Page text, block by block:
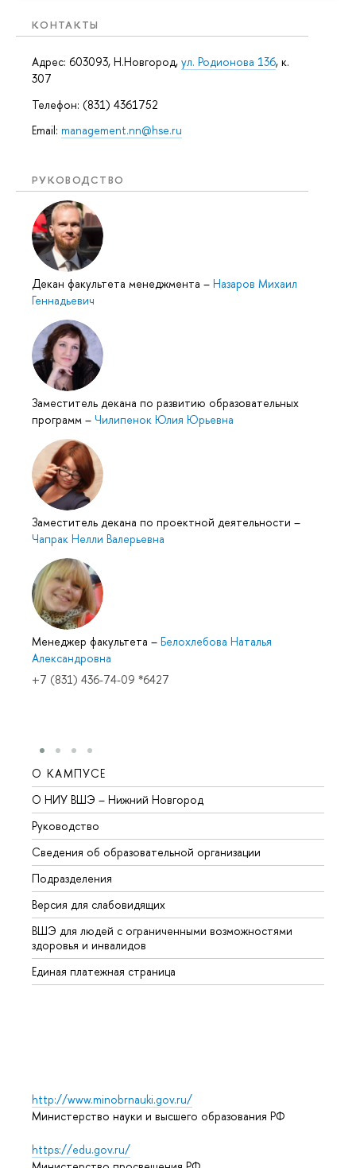
КОНТАКТЫ
Адрес: 603093, Н.Новгород, ул. Родионова 136, к.
307
Телефон: (831) 4361752
Email: management.nn@hse.ru
РУКОВОДСТВО
Декан факультета менеджмента – Назаров Михаил
Геннадьевич
Заместитель декана по развитию образовательных
программ – Чилипенок Юлия Юрьевна
Заместитель декана по проектной деятельности –
Чапрак Нелли Валерьевна
Менеджер факультета – Белохлебова Наталья
Александровна
+7 (831) 436-74-09 *6427
О КАМПУСЕ
О НИУ ВШЭ – Нижний Новгород
Руководство
Сведения об образовательной организации
Подразделения
Версия для слабовидящих
ВШЭ для людей с ограниченными возможностями
здоровья и инвалидов
Единая платежная страница
http://www.minobrnauki.gov.ru/
Министерство науки и высшего образования РФ
https://edu.gov.ru/